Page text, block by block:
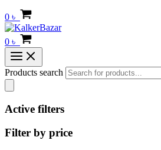
0 ৳
0 ৳
Products search
Active filters
Filter by price